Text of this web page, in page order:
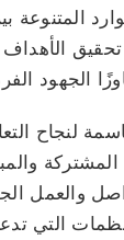
المتنوعة
الأهداف
الجهود
لنجاح
والعمل
التي